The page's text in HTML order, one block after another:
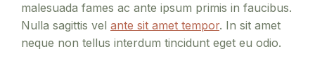
malesuada fames ac ante ipsum primis in faucibus.
Nulla sagittis vel ante sit amet tempor. In sit amet
neque non tellus interdum tincidunt eget eu odio.